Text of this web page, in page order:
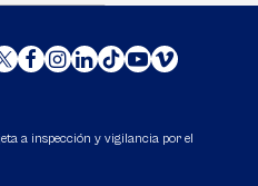
a inspección y vigilancia por el